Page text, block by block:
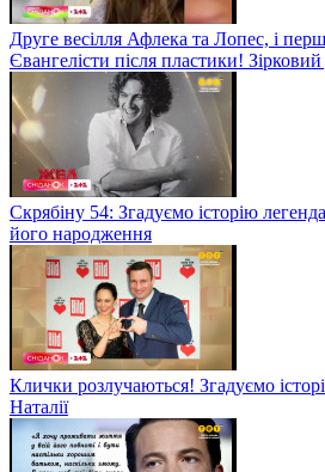
Друге весілля Афлека та Лопес, і
Євангелісти після пластики!
Скрябіну 54: Згадуємо історію
його народження
Клички розлучаються! Згадуємо
Наталії